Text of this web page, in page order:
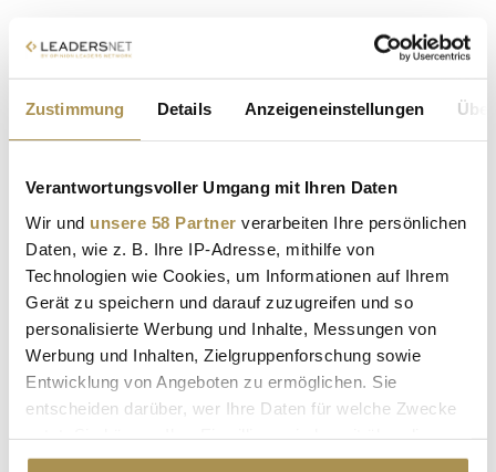
Zustimmung Details Anzeigeneinstellungen
Verantwortungsvoller Umgang mit Ihren Daten
Wir und unsere 58 Partner verarbeiten Ihre persönlichen
Daten, wie z. B. Ihre IP-Adresse, mithilfe von
Technologien wie Cookies, um Informationen auf Ihrem
Gerät zu speichern und darauf zuzugreifen und so
personalisierte Werbung und Inhalte, Messungen von
Werbung und Inhalten, Zielgruppenforschung sowie
Entwicklung von Angeboten zu ermöglichen. Sie
entscheiden darüber, wer Ihre Daten für welche Zwecke
Cookie-Erklärung oder durch Klicken auf das Privacy